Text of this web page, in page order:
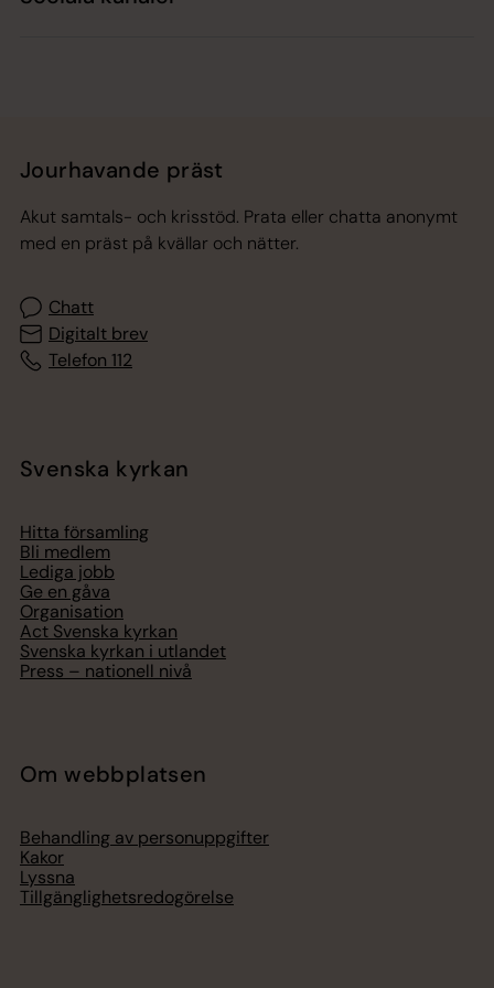
Jourhavande präst
Akut samtals- och krisstöd. Prata eller chatta anonymt
med en präst på kvällar och nätter.
Chatt
Digitalt brev
Telefon 112
Svenska kyrkan
Hitta församling
Bli medlem
Lediga jobb
Ge en gåva
Organisation
Act Svenska kyrkan
Svenska kyrkan i utlandet
Press – nationell nivå
Om webbplatsen
Behandling av personuppgifter
Kakor
Lyssna
Tillgänglighetsredogörelse